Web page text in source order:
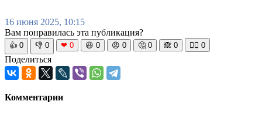
16 июня 2025, 10:15
Вам понравилась эта публикация?
👍 0 👎 0 ❤ 0 😆 0 😡 0 🤔 0 🙈 0 🧘‍♀️ 0
Поделиться
Комментарии